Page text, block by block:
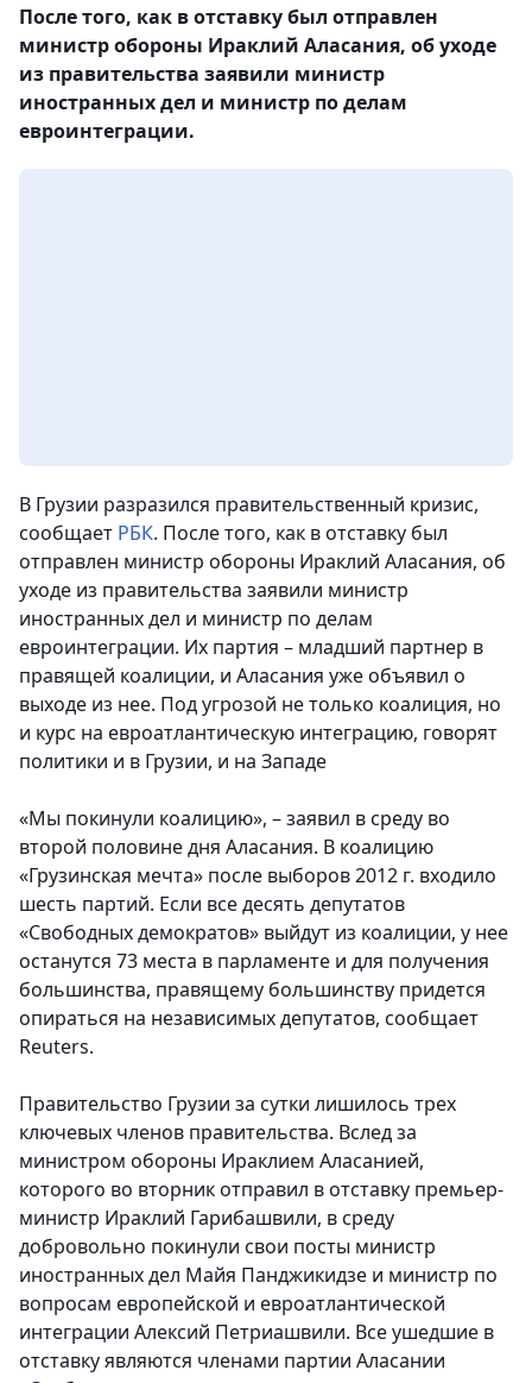
После того, как в отставку был отправлен
министр обороны Ираклий Аласания, об уходе
из правительства заявили министр
иностранных дел и министр по делам
евроинтеграции.
В Грузии разразился правительственный кризис,
сообщает РБК. После того, как в отставку был
отправлен министр обороны Ираклий Аласания, об
уходе из правительства заявили министр
иностранных дел и министр по делам
евроинтеграции. Их партия – младший партнер в
правящей коалиции, и Аласания уже объявил о
выходе из нее. Под угрозой не только коалиция, но
и курс на евроатлантическую интеграцию, говорят
политики и в Грузии, и на Западе
«Мы покинули коалицию», – заявил в среду во
второй половине дня Аласания. В коалицию
«Грузинская мечта» после выборов 2012 г. входило
шесть партий. Если все десять депутатов
«Свободных демократов» выйдут из коалиции, у нее
останутся 73 места в парламенте и для получения
большинства, правящему большинству придется
опираться на независимых депутатов, сообщает
Reuters.
Правительство Грузии за сутки лишилось трех
ключевых членов правительства. Вслед за
министром обороны Ираклием Аласанией,
которого во вторник отправил в отставку премьер-
министр Ираклий Гарибашвили, в среду
добровольно покинули свои посты министр
иностранных дел Майя Панджикидзе и министр по
вопросам европейской и евроатлантической
интеграции Алексий Петриашвили. Все ушедшие в
отставку являются членами партии Аласании